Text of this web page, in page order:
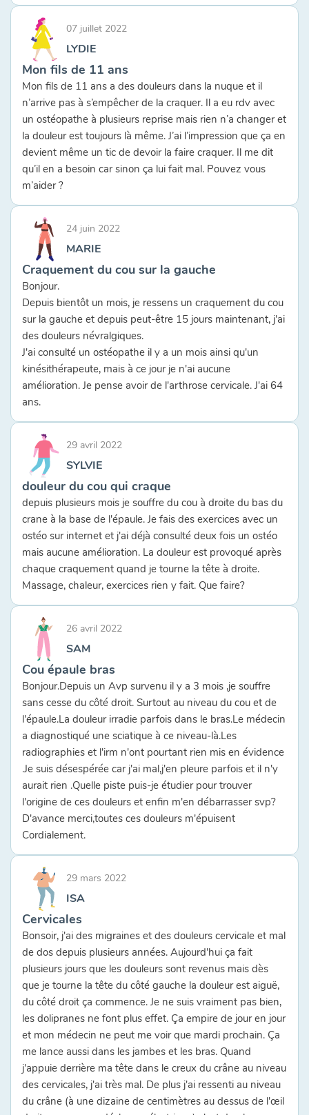
07 juillet 2022
LYDIE
Mon fils de 11 ans
Mon fils de 11 ans a des douleurs dans la nuque et il
n’arrive pas à s’empêcher de la craquer. Il a eu rdv avec
un ostéopathe à plusieurs reprise mais rien n’a changer et
la douleur est toujours là même. J’ai l’impression que ça en
devient même un tic de devoir la faire craquer. Il me dit
qu’il en a besoin car sinon ça lui fait mal. Pouvez vous
m’aider ?
24 juin 2022
MARIE
Craquement du cou sur la gauche
Bonjour.
Depuis bientôt un mois, je ressens un craquement du cou
sur la gauche et depuis peut-être 15 jours maintenant, j'ai
des douleurs névralgiques.
J'ai consulté un ostéopathe il y a un mois ainsi qu'un
kinésithérapeute, mais à ce jour je n'ai aucune
amélioration. Je pense avoir de l'arthrose cervicale. J'ai 64
ans.
29 avril 2022
SYLVIE
douleur du cou qui craque
depuis plusieurs mois je souffre du cou à droite du bas du
crane à la base de l'épaule. Je fais des exercices avec un
ostéo sur internet et j'ai déjà consulté deux fois un ostéo
mais aucune amélioration. La douleur est provoqué après
chaque craquement quand je tourne la tête à droite.
Massage, chaleur, exercices rien y fait. Que faire?
26 avril 2022
SAM
Cou épaule bras
Bonjour.Depuis un Avp survenu il y a 3 mois ,je souffre
sans cesse du côté droit. Surtout au niveau du cou et de
l'épaule.La douleur irradie parfois dans le bras.Le médecin
a diagnostiqué une sciatique à ce niveau-là.Les
radiographies et l'irm n'ont pourtant rien mis en évidence
.Je suis désespérée car j'ai mal,j'en pleure parfois et il n'y
aurait rien .Quelle piste puis-je étudier pour trouver
l'origine de ces douleurs et enfin m'en débarrasser svp?
D'avance merci,toutes ces douleurs m'épuisent
Cordialement.
29 mars 2022
ISA
Cervicales
Bonsoir, j'ai des migraines et des douleurs cervicale et mal
de dos depuis plusieurs années. Aujourd'hui ça fait
plusieurs jours que les douleurs sont revenus mais dès
que je tourne la tête du côté gauche la douleur est aiguë,
du côté droit ça commence. Je ne suis vraiment pas bien,
les dolipranes ne font plus effet. Ça empire de jour en jour
et mon médecin ne peut me voir que mardi prochain. Ça
me lance aussi dans les jambes et les bras. Quand
j'appuie derrière ma tête dans le creux du crâne au niveau
des cervicales, j'ai très mal. De plus j'ai ressenti au niveau
du crâne (à une dizaine de centimètres au dessus de l'œil